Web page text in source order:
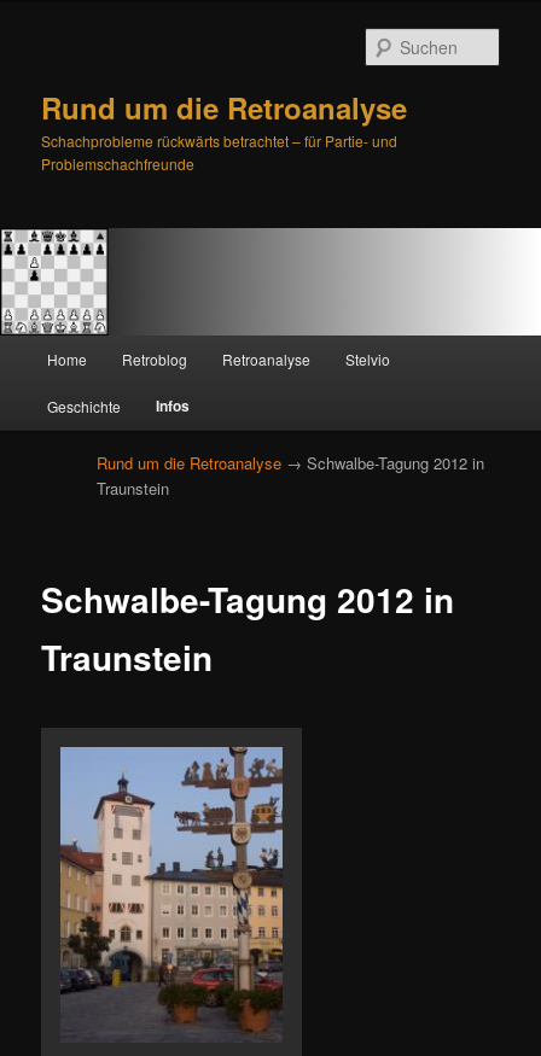
Rund um die Retroanalyse
Schachprobleme rückwärts betrachtet – für Partie- und
Problemschachfreunde
Zum
primären
Inhalt
Zum
sekundären
Inhalt
Home Retroblog Retroanalyse Stelvio
Geschichte Infos
Rund um die Retroanalyse → Schwalbe-Tagung 2012 in
Traunstein
Schwalbe-Tagung 2012 in
Traunstein